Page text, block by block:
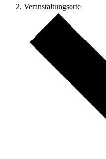
Veranstaltungsorte